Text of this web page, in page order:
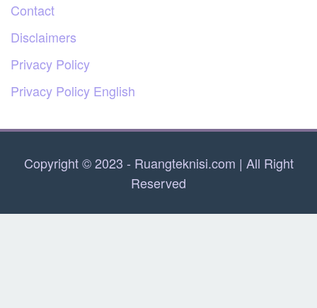
Contact
Disclaimers
Privacy Policy
Privacy Policy English
Copyright © 2023 - Ruangteknisi.com | All Right
Reserved